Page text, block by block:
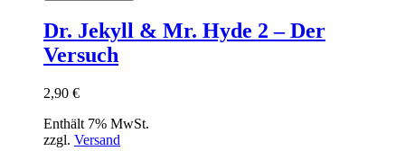
Dr. Jekyll & Mr. Hyde 2 – Der
Versuch
2,90 €
Enthält 7% MwSt.
zzgl. Versand